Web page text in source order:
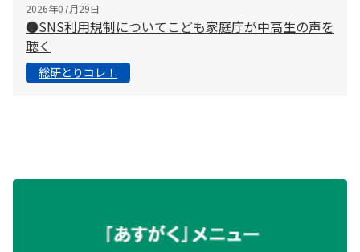
2026年07月29日
●SNS利用規制についてこども家庭庁が中高生の声を
聴く
総研とりコレ！